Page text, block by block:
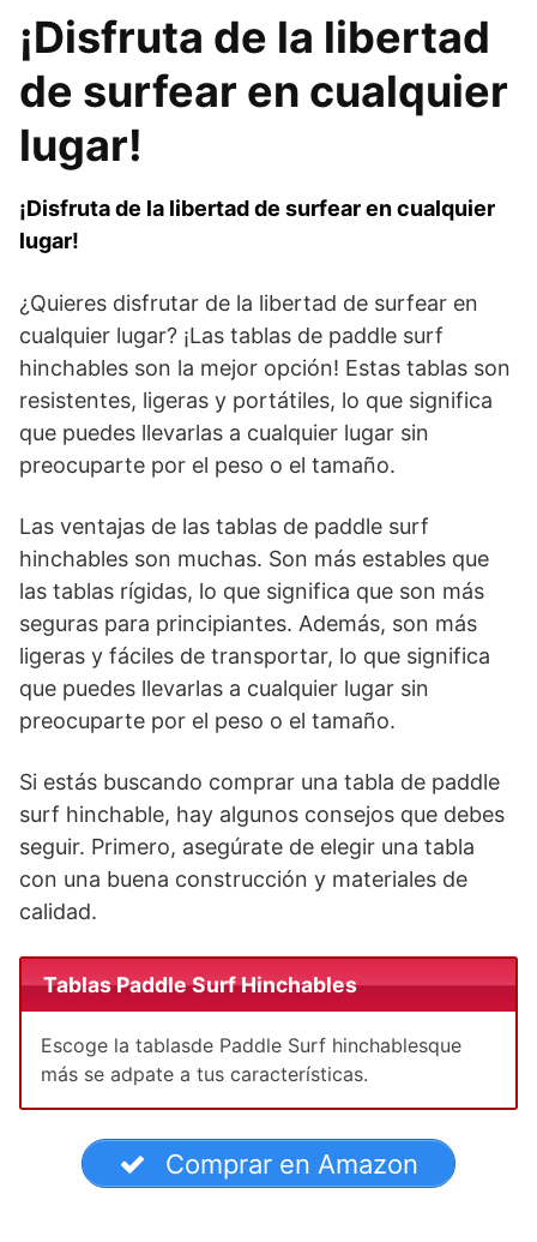
¡Disfruta de la libertad
de surfear en cualquier
lugar!
¡Disfruta de la libertad de surfear en cualquier
lugar!
¿Quieres disfrutar de la libertad de surfear en
cualquier lugar? ¡Las tablas de paddle surf
hinchables son la mejor opción! Estas tablas son
resistentes, ligeras y portátiles, lo que significa
que puedes llevarlas a cualquier lugar sin
preocuparte por el peso o el tamaño.
Las ventajas de las tablas de paddle surf
hinchables son muchas. Son más estables que
las tablas rígidas, lo que significa que son más
seguras para principiantes. Además, son más
ligeras y fáciles de transportar, lo que significa
que puedes llevarlas a cualquier lugar sin
preocuparte por el peso o el tamaño.
Si estás buscando comprar una tabla de paddle
surf hinchable, hay algunos consejos que debes
seguir. Primero, asegúrate de elegir una tabla
con una buena construcción y materiales de
calidad.
Tablas Paddle Surf Hinchables
Escoge la tablasde Paddle Surf hinchablesque
más se adpate a tus características.
Comprar en Amazon